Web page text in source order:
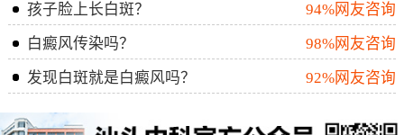
孩子脸上长白斑？
94%网友咨询
白癜风传染吗？
98%网友咨询
发现白斑就是白癜风吗？
92%网友咨询